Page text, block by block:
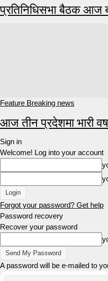
प्रतिनिधिसभा बैठक आज
Feature Breaking news
आज तीन प्रदेशमा भारी
Sign in
Welcome! Log into your account
Forgot your password? Get help
Password recovery
Recover your password
A password will be e-mailed to